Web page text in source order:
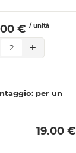
€ / unità
2 +
per un
19.00 €